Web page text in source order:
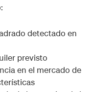
detectado en
previsto
en el mercado de